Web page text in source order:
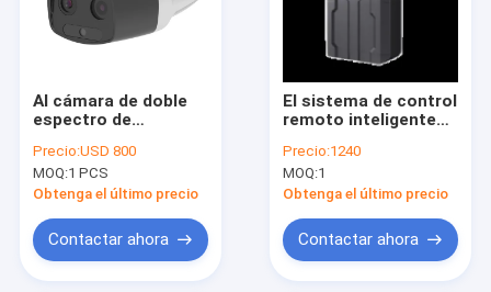
AI cámara de doble
espectro de
Precio:USD 800
MOQ:1 PCS
Obtenga el último precio
Contactar ahora
El sistema de control
remoto inteligente
BW-LSSB2
Precio:1240
MOQ:1
Obtenga el último precio
Contactar ahora